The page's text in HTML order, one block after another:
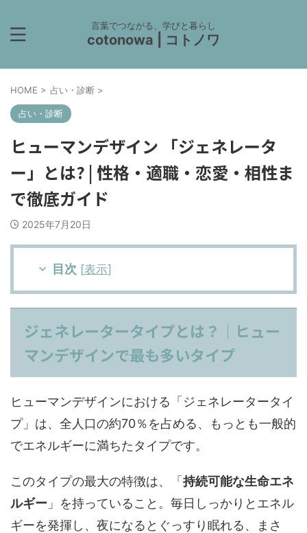
言葉でつながる、学びと暮らし
cotonowa | コトノワ
HOME > 占い・診断 >
占い・診断
ヒューマンデザイン 「ジェネレータ
ー」とは? | 性格・適職・恋愛・相性ま
で徹底ガイド
2025年7月20日
目次 [表示]
ジェネレータータイプとは？｜ヒュー
マンデザインで最も多いタイプ
ヒューマンデザインにおける「ジェネレータータイ
プ」は、全人口の約70％を占める、もっとも一般的
でエネルギーに満ちたタイプです。
このタイプの最大の特徴は、「 持続可能な生命エネ
ルギー 」を持っていること。毎日しっかりとエネル
ギーを発揮し、夜になるとぐっすり眠れる、まさ